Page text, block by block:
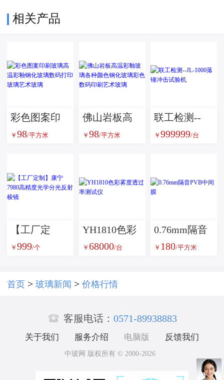
相关产品
彩色图案印
刷玻璃高温
玻璃艺术玻
￥ 98/平方米
佛山岩板高
温彩釉玻璃
数码印刷艺
￥ 98/平方米
联工检测--
JL-1000落锤
￥ 999999/台
【工厂定
制】康宁
光学分光反
￥ 999/个
YH1810色彩
雾度透过率
￥ 68000/台
0.76mm隔音
PVB中间膜
￥ 180/平方米
首页 > 玻璃新闻 > 价格行情
 客服电话： 0571-89938883
关于我们 服务介绍 电脑版 反馈我们
中玻网 版权所有 © 2000-2026